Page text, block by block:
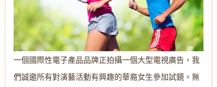
一個國際性電子產品品牌正拍攝一個大型電視廣告，我
們誠邀所有對演藝活動有興趣的華裔女生參加試鏡。無